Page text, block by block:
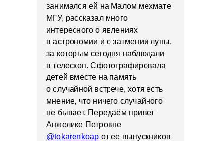
занимался ей на Малом мехмате
МГУ, рассказал много
интересного о явлениях
в астрономии и о затмении луны,
за которым сегодня наблюдали
в телескоп. Сфотографировала
детей вместе на память
о случайной встрече, хотя есть
мнение, что ничего случайного
не бывает. Передаём привет
Анжелике Петровне
@tokarenkoap от ее выпускников